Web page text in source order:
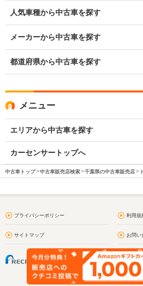
人気車種から中古車を探す
メーカーから中古車を探す
都道府県から中古車を探す
メニュー
エリアから中古車を探す
カーセンサートップへ
中古車トップ 中古車販売店検索 千葉県の中古車販売店
プライバシーポリシー 利用規
サイトマップ お問い